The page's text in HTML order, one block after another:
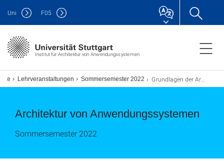
Institut für Architektur von Anwendungssystemen
Uni F05
Lehrveranstaltungen Sommersemester 2022 Grundlagen der Architektur von Anwendungssystemen
Architektur von Anwendungssystemen
Sommersemester 2022